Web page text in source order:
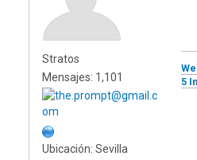
Stratos
Mensajes: 1,101
Ubicación: Sevilla
5